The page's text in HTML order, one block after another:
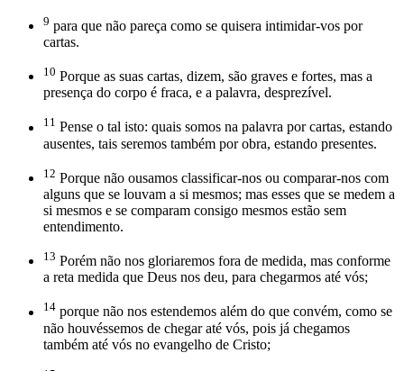
9 para que não pareça como se quisera intimidar-vos por
cartas.
10 Porque as suas cartas, dizem, são graves e fortes, mas a
presença do corpo é fraca, e a palavra, desprezível.
11 Pense o tal isto: quais somos na palavra por cartas, estando
ausentes, tais seremos também por obra, estando presentes.
12 Porque não ousamos classificar-nos ou comparar-nos com
alguns que se louvam a si mesmos; mas esses que se medem a
si mesmos e se comparam consigo mesmos estão sem
entendimento.
13 Porém não nos gloriaremos fora de medida, mas conforme
a reta medida que Deus nos deu, para chegarmos até vós;
14 porque não nos estendemos além do que convém, como se
não houvéssemos de chegar até vós, pois já chegamos
também até vós no evangelho de Cristo;